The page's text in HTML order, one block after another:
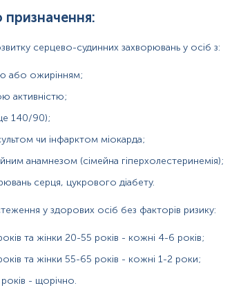
(глюкокортикостероїди, петльові та
ЛПНЩ асоціюється зі зниженим ризиком
серцево-судинних захворювань у осіб з:
або ожирінням;
активністю;
140/90);
чи інфарктом міокарда;
анамнезом (сімейна гіперхолестеринемія);
серця, цукрового діабету.
у здорових осіб без факторів ризику:
та жінки 20-55 років - кожні 4-6 років;
та жінки 55-65 років - кожні 1-2 роки;
- щорічно.